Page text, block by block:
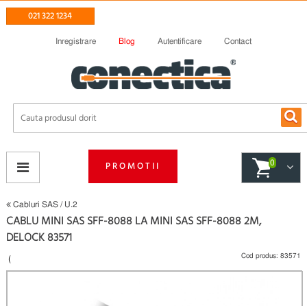
021 322 1234
Inregistrare Blog Autentificare Contact
PROMOTII 0
Cabluri SAS / U.2
CABLU MINI SAS SFF-8088 LA MINI SAS SFF-8088 2M,
DELOCK 83571
(
Fii primul care scrie un review
Cod produs: 83571